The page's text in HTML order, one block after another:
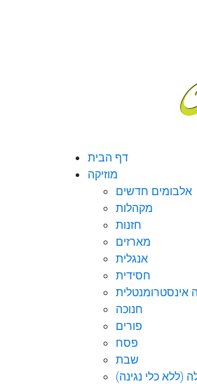
דף הבית
מוזיקה
אלבומים חדשים
מקהלות
חזנות
מארזים
אנגלית
חסידית
אינסטרומנטלית
חנוכה
פורים
פסח
שבת
(ללא כלי נגינה)